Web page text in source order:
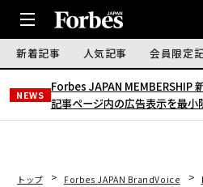
新着記事 人気記事 会員限定
NEWS
Forbes JAPAN MEMBERSHIP
記事ページ内の広告表示を最小
トップ Forbes JAPAN BrandVoice